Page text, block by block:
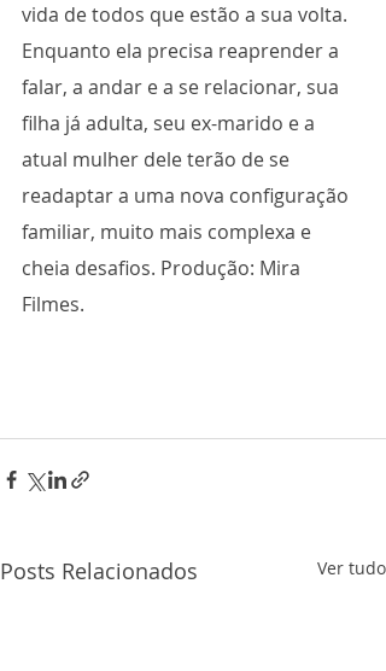
vida de todos que estão a sua volta.
Enquanto ela precisa reaprender a
falar, a andar e a se relacionar, sua
filha já adulta, seu ex-marido e a
atual mulher dele terão de se
readaptar a uma nova configuração
familiar, muito mais complexa e
cheia desafios. Produção: Mira
Filmes.
Posts Relacionados Ver tudo